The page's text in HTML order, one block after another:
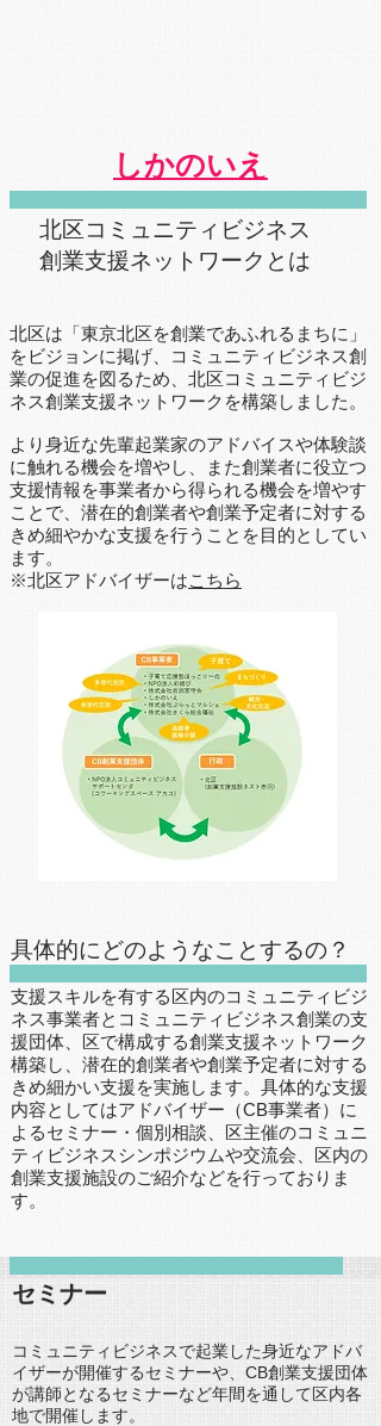
しかのいえ
​北区コミュニティビジネス
創業支援ネットワークとは
北区は「東京北区を創業であふれるまちに」
をビジョンに掲げ、コミュニティビジネス創
業の促進を図るため、北区コミュニティビジ
ネス創業支援ネットワークを構築しました。
より身近な先輩起業家のアドバイスや体験談
に触れる機会を増やし、また創業者に役立つ
支援情報を事業者から得られる機会を増やす
ことで、潜在的創業者や創業予定者に対する
きめ細やかな支援を行うことを目的としてい
ます。
​※北区アドバイザーはこちら
具体的にどのようなことするの？
支援スキルを有する区内のコミュニティビジ
ネス事業者とコミュニティビジネス創業の支
援団体、区で構成する創業支援ネットワーク
構築し、潜在的創業者や創業予定者に対する
きめ細かい支援を実施します。​具体的な支援
内容としてはアドバイザー（CB事業者）に
よるセミナー・個別相談、区主催のコミュニ
ティビジネスシンポジウムや交流会、区内の
創業支援施設のご紹介などを行っておりま
す。
セミナー
コミュニティビジネスで起業した身近なアドバ
イザーが開催するセミナーや、CB創業支援団体
が講師となるセミナーなど年間を通して区内各
地で開催します。